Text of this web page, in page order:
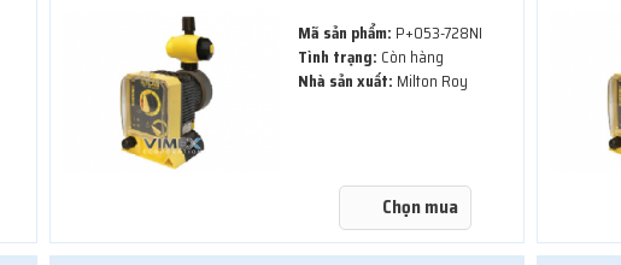
Mã sản phẩm: P+053-728NI
Tình trạng: Còn hàng
Nhà sản xuất: Milton Roy
Chọn mua